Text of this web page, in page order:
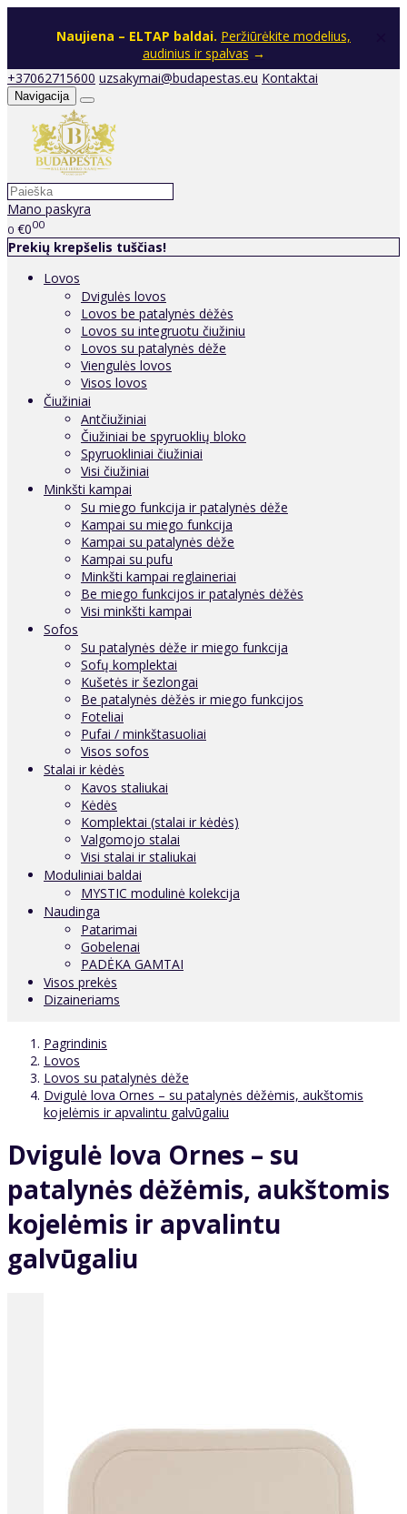
Naujiena – ELTAP baldai. Peržiūrėkite modelius,
audinius ir spalvas →
+37062715600 uzsakymai@budapestas.eu Kontaktai
Navigacija
Mano paskyra
0 €000
Prekių krepšelis tuščias!
Lovos
Dvigulės lovos
Lovos be patalynės dėžės
Lovos su integruotu čiužiniu
Lovos su patalynės dėže
Viengulės lovos
Visos lovos
Čiužiniai
Antčiužiniai
Čiužiniai be spyruoklių bloko
Spyruokliniai čiužiniai
Visi čiužiniai
Minkšti kampai
Su miego funkcija ir patalynės dėže
Kampai su miego funkcija
Kampai su patalynės dėže
Kampai su pufu
Minkšti kampai reglaineriai
Be miego funkcijos ir patalynės dėžės
Visi minkšti kampai
Sofos
Su patalynės dėže ir miego funkcija
Sofų komplektai
Kušetės ir šezlongai
Be patalynės dėžės ir miego funkcijos
Foteliai
Pufai / minkštasuoliai
Visos sofos
Stalai ir kėdės
Kavos staliukai
Kėdės
Komplektai (stalai ir kėdės)
Valgomojo stalai
Visi stalai ir staliukai
Moduliniai baldai
MYSTIC modulinė kolekcija
Naudinga
Patarimai
Gobelenai
PADĖKA GAMTAI
Visos prekės
Dizaineriams
Pagrindinis
Lovos
Lovos su patalynės dėže
Dvigulė lova Ornes – su patalynės dėžėmis, aukštomis
kojelėmis ir apvalintu galvūgaliu
Dvigulė lova Ornes – su
patalynės dėžėmis, aukštomis
kojelėmis ir apvalintu
galvūgaliu